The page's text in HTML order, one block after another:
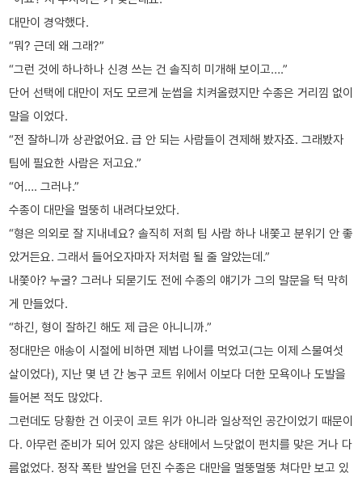
대만이 경악했다.
“뭐? 근데 왜 그래?”
“그런 것에 하나하나 신경 쓰는 건 솔직히 미개해 보이고….”
단어 선택에 대만이 저도 모르게 눈썹을 치켜올렸지만 수종은 거리낌 없이
말을 이었다.
“전 잘하니까 상관없어요. 급 안 되는 사람들이 견제해 봤자죠. 그래봤자
팀에 필요한 사람은 저고요.”
“어…. 그러냐.”
수종이 대만을 멀뚱히 내려다보았다.
“형은 의외로 잘 지내네요? 솔직히 저희 팀 사람 하나 내쫓고 분위기 안 좋
았거든요. 그래서 들어오자마자 저처럼 될 줄 알았는데.”
내쫓아? 누굴? 그러나 되묻기도 전에 수종의 얘기가 그의 말문을 턱 막히
게 만들었다.
“하긴, 형이 잘하긴 해도 제 급은 아니니까.”
정대만은 애송이 시절에 비하면 제법 나이를 먹었고(그는 이제 스물여섯
살이었다), 지난 몇 년 간 농구 코트 위에서 이보다 더한 모욕이나 도발을
들어본 적도 많았다.
그런데도 당황한 건 이곳이 코트 위가 아니라 일상적인 공간이었기 때문이
다. 아무런 준비가 되어 있지 않은 상태에서 느닷없이 펀치를 맞은 거나 다
름없었다. 정작 폭탄 발언을 던진 수종은 대만을 멀뚱멀뚱 쳐다만 보고 있